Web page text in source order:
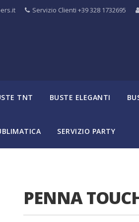
Servizio Clienti +39 328 1732695
TNT BUSTE ELEGANTI
SERVIZIO PARTY
PENNA